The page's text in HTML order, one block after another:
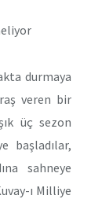
durmaya
veren bir
üç sezon
başladılar,
sahneye
ı Milliye